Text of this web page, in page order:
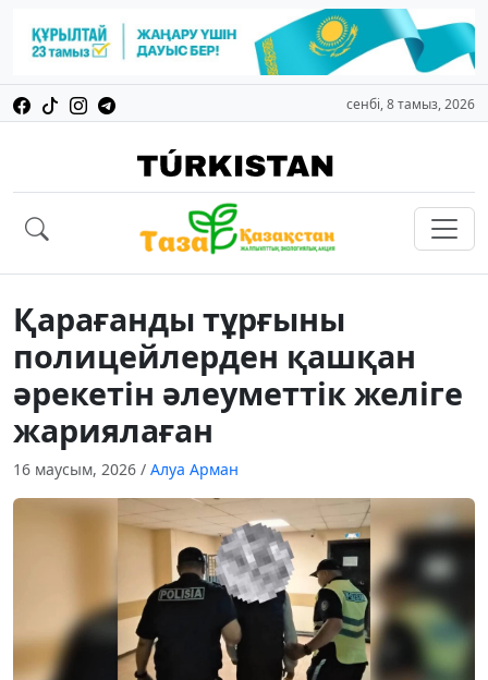
сенбі, 8 тамыз, 2026
Қарағанды тұрғыны
полицейлерден қашқан
әрекетін әлеуметтік желіге
жариялаған
16 маусым, 2026 / Алуа Арман